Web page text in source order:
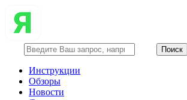
Инструкции
Обзоры
Новости